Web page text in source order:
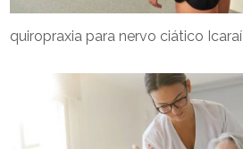
quiropraxia para nervo ciático Icaraí